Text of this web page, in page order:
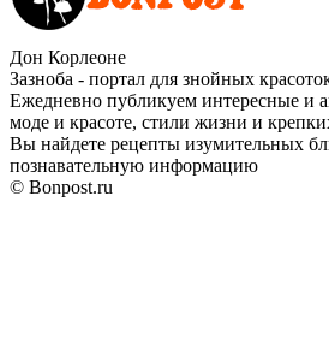
Дон Корлеоне
Зазноба - портал для знойных
Ежедневно публикуем интересные и
моде и красоте, стили жизни и
Вы найдете рецепты изумительных
познавательную информацию
© Bonpost.ru